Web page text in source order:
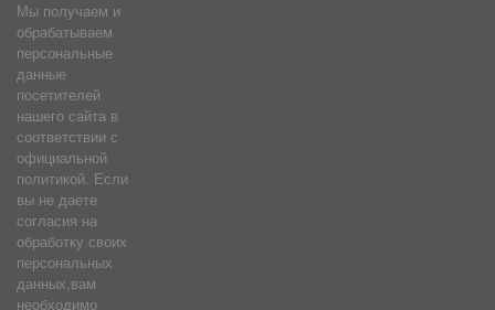
Мы получаем и
обрабатываем
персональные
данные
посетителей
нашего сайта в
соответствии с
официальной
политикой. Если
вы не даете
согласия на
обработку своих
персональных
данных,вам
необходимо